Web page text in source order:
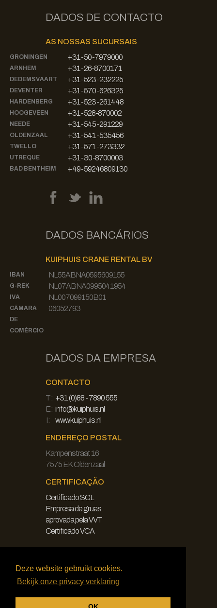
Deze website gebruikt cookies.
Bekijk onze privacy verklaring
DADOS DE CONTACTO
AS NOSSAS SUCURSAIS
GRONINGEN +31-50-7979000
ARNHEM +31-26-8700171
DEDEMSVAART +31-523-232225
DEVENTER +31-570-626325
HARDENBERG +31-523-261448
HOOGEVEEN +31-528-870002
NEEDE +31-545-291229
OLDENZAAL +31-541-535456
TWELLO +31-571-273332
UTREQUE +31-30-8700003
BAD BENTHEIM +49-59246809130
DADOS BANCÁRIOS
KUIPHUIS CRANE RENTAL BV
IBAN NL55ABNA0595609155
G-REK NL07ABNA0995041954
IVA NL007099150B01
CÂMARA
DE
COMÉRCIO
06052793
DADOS DA EMPRESA
CONTACTO
T: +31 (0)88 - 7890 555
E: info@kuiphuis.nl
I:
www.kuiphuis.nl
ENDEREÇO POSTAL
Kampenstraat 16
7575 EK Oldenzaal
CERTIFICAÇÃO
Certificado SCL
Empresa de gruas
aprovada pela VVT
Certificado VCA
Declaração de exoneração de
Política de privacidade